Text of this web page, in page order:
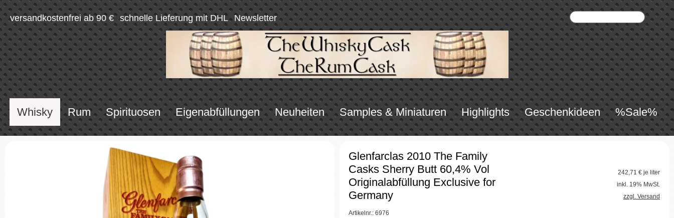
versandkostenfrei ab 90 € schnelle Lieferung mit DHL Newsletter
Whisky Rum Spirituosen Eigenabfüllungen Neuheiten Samples & Miniaturen Highlights Geschenkideen %Sale%
Glenfarclas 2010 The Family
Casks Sherry Butt 60,4% Vol
Originalabfüllung Exclusive for
Germany
Artikelnr.: 6976
242,71 € je liter
inkl. 19% MwSt.
zzgl. Versand